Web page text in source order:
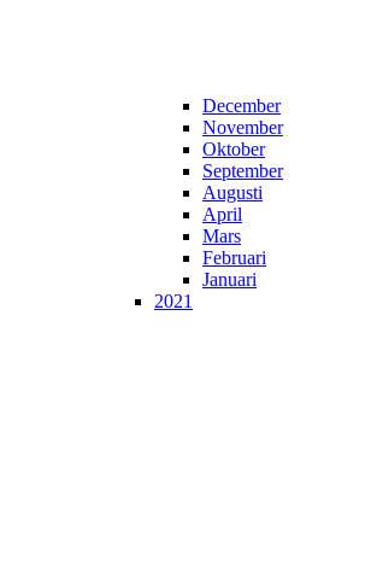
December
November
Oktober
September
Augusti
April
Mars
Februari
Januari
2021